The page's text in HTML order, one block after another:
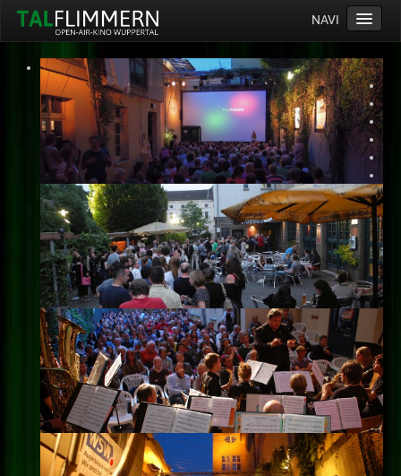
NAVI
Home
Programm
Service
Ticketinfos
Ort
Anreise
Wetter
Kinogutschein
Konzept
Archiv
Kontakt
Impressum
Datenschutz